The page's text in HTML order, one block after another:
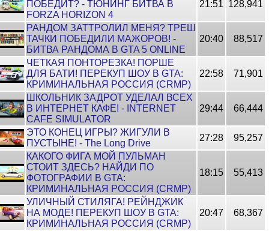
ПОБЕДИТ? - ТЮНИНГ БИТВА В
FORZA HORIZON 4
21:51 128,941
РАНДОМ ЗАТТРОЛИЛ МЕНЯ? ТРЕШ
ТАЧКИ ПОБЕДИЛИ МАЖОРОВ! -
БИТВА РАНДОМА В GTA 5 ONLINE
20:40 88,517
ЧЕТКАЯ ПОНТОРЕЗКА! ПОРШЕ
ДЛЯ БАТИ! ПЕРЕКУП ШОУ В GTA:
КРИМИНАЛЬНАЯ РОССИЯ (CRMP)
22:58 71,901
ШКОЛЬНИК ЗАДРОТ УДЕЛАЛ ВСЕХ
В ИНТЕРНЕТ КАФЕ! - INTERNET
CAFE SIMULATOR
29:44 66,444
ЭТО КОНЕЦ ИГРЫ? ЖИГУЛИ В
ПУСТЫНЕ! - The Long Drive
27:28
95,257
КАКОГО ФИГА МОЙ ПУЛЬМАН
СТОИТ ЗДЕСЬ? НАЙДИ ПО
ФОТОГРАФИИ В GTA:
КРИМИНАЛЬНАЯ РОССИЯ (CRMP)
18:15 55,413
УЛИЧНЫЙ СТИЛЯГА! РЕЙНДЖИК
НА МОДЕ! ПЕРЕКУП ШОУ В GTA:
КРИМИНАЛЬНАЯ РОССИЯ (CRMP)
20:47 68,367